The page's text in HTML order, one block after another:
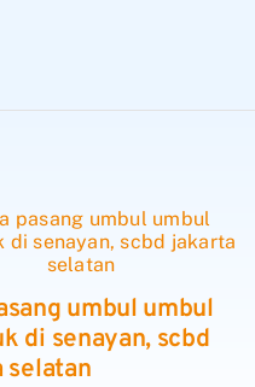
umbul umbul
di senayan, scbd
selatan